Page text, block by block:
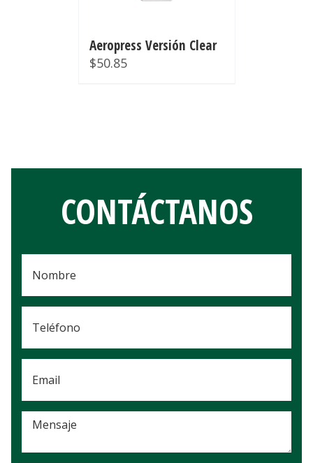
Aeropress Versión Clear
$50.85
CONTÁCTANOS